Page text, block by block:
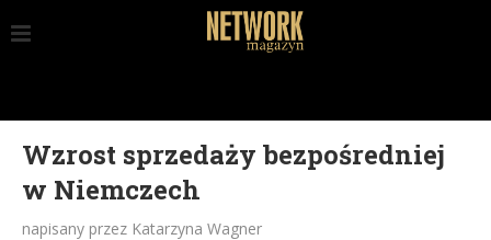
Wzrost sprzedaży bezpośredniej
w Niemczech
napisany przez Katarzyna Wagner